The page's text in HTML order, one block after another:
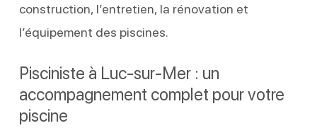
construction, l’entretien, la rénovation et
l’équipement des piscines.
Pisciniste à Luc-sur-Mer : un
accompagnement complet pour votre
piscine